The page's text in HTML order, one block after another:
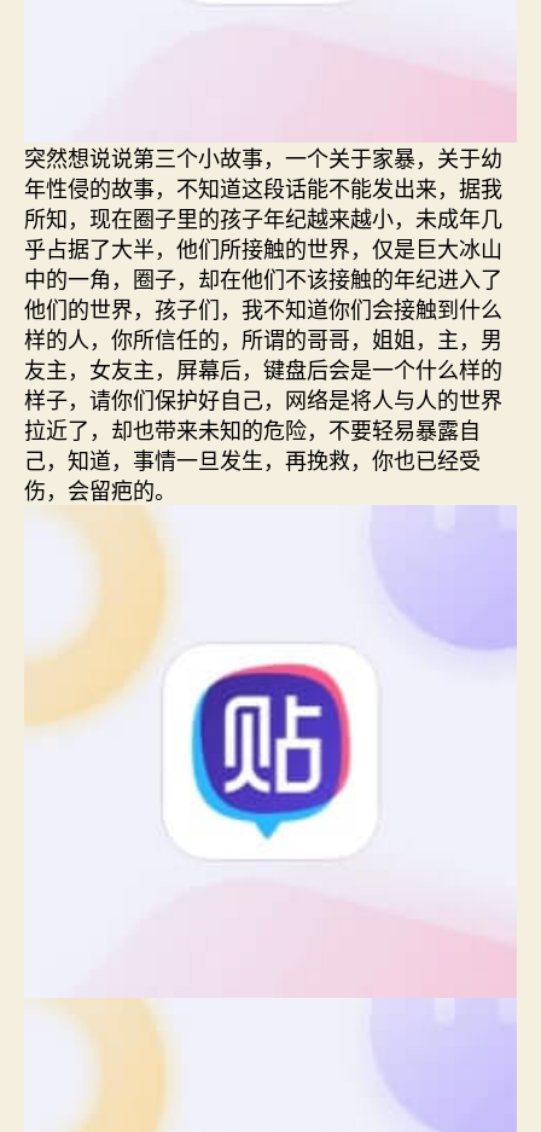
突然想说说第三个小故事，一个关于家暴，关于幼
年性侵的故事，不知道这段话能不能发出来，据我
所知，现在圈子里的孩子年纪越来越小，未成年几
乎占据了大半，他们所接触的世界，仅是巨大冰山
中的一角，圈子，却在他们不该接触的年纪进入了
他们的世界，孩子们，我不知道你们会接触到什么
样的人，你所信任的，所谓的哥哥，姐姐，主，男
友主，女友主，屏幕后，键盘后会是一个什么样的
样子，请你们保护好自己，网络是将人与人的世界
拉近了，却也带来未知的危险，不要轻易暴露自
己，知道，事情一旦发生，再挽救，你也已经受
伤，会留疤的。